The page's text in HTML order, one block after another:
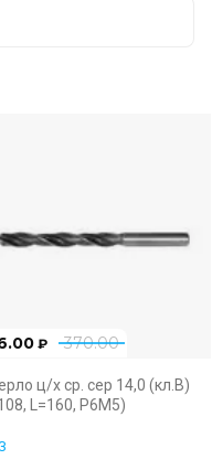
370.00
₽
ц/х ср. сер 14,0 (кл.В)
L=160, Р6М5)